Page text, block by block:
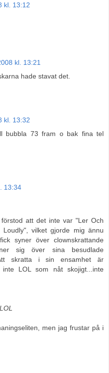
kl. 13:12
kl. 13:21
hade stavat det.
kl. 13:32
bubbla 73 fram o bak fina tel
13:34
att det inte var "Ler Och
vilket gjorde mig ännu
syner över clownskrattande
sig över sina besudlade
skratta i sin ensamhet är
LOL som nåt skojigt...inte
men jag frustar på i